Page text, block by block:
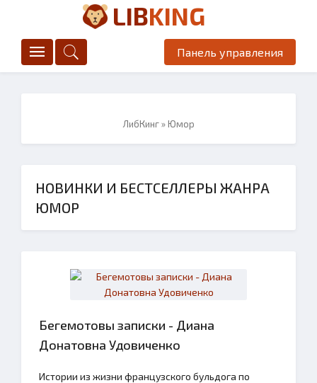
LIBKING
Панель управления
ЛибКинг» Юмор
НОВИНКИ И БЕСТСЕЛЛЕРЫ ЖАНРА
ЮМОР
Бегемотовы записки - Диана
Донатовна Удовиченко
Истории из жизни французского бульдога по